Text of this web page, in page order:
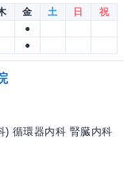
金 土 日
祝
●
●
) 循環器内科 腎臓内科